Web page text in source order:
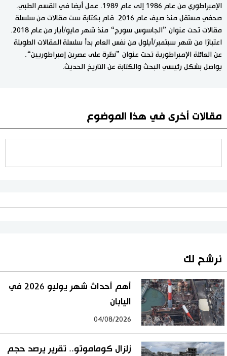
الإمبراطوري من عام 1986 إلى عام 1989. عمل أيضا في القسم الطبي.
صحفي مستقل منذ صيف عام 2016. قام بكتابة ست مقالات من سلسلة
مقالات تحت عنوان ”الجاسوس سورج“ منذ شهر مايو/أيار من عام 2018.
اعتبارًا من شهر سبتمبر/أيلول من نفس العام بدأ سلسلة المقالات الطويلة
عن العائلة الإمبراطورية تحت عنوان ”نظرة على عصرين إمبراطوريين“.
يواصل بشكل رئيسي البحث والكتابة عن التاريخ الحديث.
مقالات أخرى في هذا الموضوع
نرشح لك
أهم أحداث شهر يوليو 2026 في
اليابان
04/08/2026
زلزال كوماموتو.. تقرير يرصد حجم